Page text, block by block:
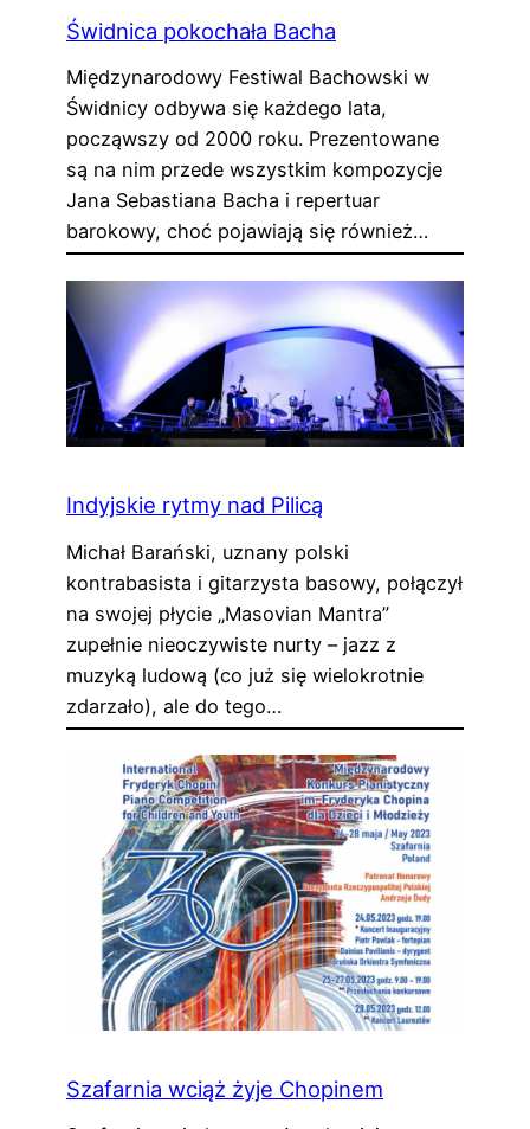
Świdnica pokochała Bacha
Międzynarodowy Festiwal Bachowski w
Świdnicy odbywa się każdego lata,
począwszy od 2000 roku. Prezentowane
są na nim przede wszystkim kompozycje
Jana Sebastiana Bacha i repertuar
barokowy, choć pojawiają się również…
Indyjskie rytmy nad Pilicą
Michał Barański, uznany polski
kontrabasista i gitarzysta basowy, połączył
na swojej płycie „Masovian Mantra”
zupełnie nieoczywiste nurty – jazz z
muzyką ludową (co już się wielokrotnie
zdarzało), ale do tego…
Szafarnia wciąż żyje Chopinem